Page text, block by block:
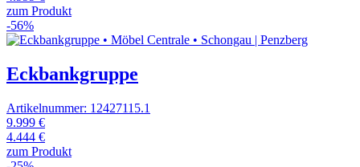
zum Produkt
-56%
Eckbankgruppe
Artikelnummer: 12427115.1
9.999 €
4.444 €
zum Produkt